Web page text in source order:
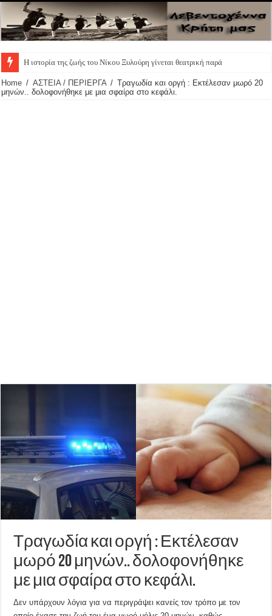
Η ιστορία της ζωής του Νίκου Ξυλούρη γίνεται θεατρική παράσταση
Home / ΑΣΤΕΙΑ / ΠΕΡΙΕΡΓΑ / Τραγωδία και οργή : Εκτέλεσαν μωρό 20
μηνών.. δολοφονήθηκε με μια σφαίρα στο κεφάλι.
Τραγωδία και οργή : Εκτέλεσαν
μωρό 20 μηνών.. δολοφονήθηκε
με μια σφαίρα στο κεφάλι.
Δεν υπάρχουν λόγια για να περιγράψει κανείς τον τρόπο με τον